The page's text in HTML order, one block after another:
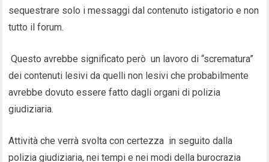
sequestrare solo i messaggi dal contenuto istigatorio e non
tutto il forum.
Questo avrebbe significato però un lavoro di “scrematura”
dei contenuti lesivi da quelli non lesivi che probabilmente
avrebbe dovuto essere fatto dagli organi di polizia
giudiziaria.
Attività che verrà svolta con certezza in seguito dalla
polizia giudiziaria, nei tempi e nei modi della burocrazia